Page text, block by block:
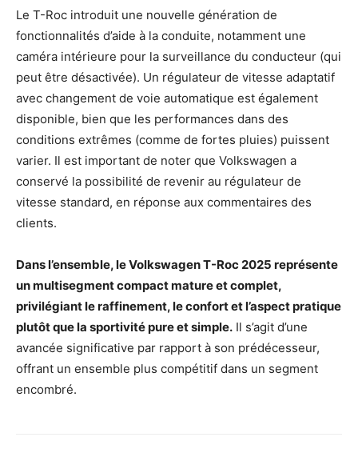
Le T-Roc introduit une nouvelle génération de
fonctionnalités d’aide à la conduite, notamment une
caméra intérieure pour la surveillance du conducteur (qui
peut être désactivée). Un régulateur de vitesse adaptatif
avec changement de voie automatique est également
disponible, bien que les performances dans des
conditions extrêmes (comme de fortes pluies) puissent
varier. Il est important de noter que Volkswagen a
conservé la possibilité de revenir au régulateur de
vitesse standard, en réponse aux commentaires des
clients.
Dans l’ensemble, le Volkswagen T-Roc 2025 représente
un multisegment compact mature et complet,
privilégiant le raffinement, le confort et l’aspect pratique
plutôt que la sportivité pure et simple. Il s’agit d’une
avancée significative par rapport à son prédécesseur,
offrant un ensemble plus compétitif dans un segment
encombré.